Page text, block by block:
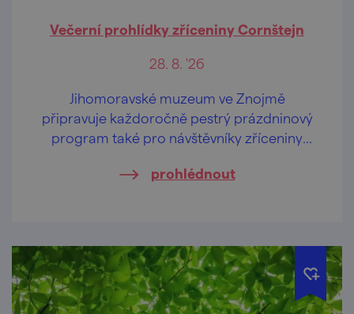
Večerní prohlídky zříceniny Cornštejn
28. 8. '26
Jihomoravské muzeum ve Znojmě
připravuje každoročně pestrý prázdninový
program také pro návštěvníky zříceniny
prohlédnout